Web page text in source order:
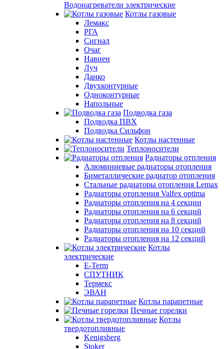
Водонагреватели электрические
Котлы газовые
Лемакс
РГА
Сигнал
Очаг
Навиен
Луч
Данко
Двухконтурные
Одноконтурные
Напольные
Подводка газа
Подводка ПВХ
Подводка Сильфон
Котлы настенные
Теплоносители
Радиаторы отпления
Алюминиевые радиаторы отопления
Биметаллические радиатор отопления
Стальные радиаторы отопления Lemax
Радиаторы отопления Valfex optima
Радиаторы отопления на 4 секции
Радиаторы отопления на 6 секций
Радиаторы отопления на 8 секций
Радиаторы отопления на 10 секций
Радиаторы отопления на 12 секций
Котлы
электрические
E-Term
СПУТНИК
Термекс
ЭВАН
Котлы парапетные
Печные горелки
Котлы
твердотопливные
Kenigsberg
Stoker